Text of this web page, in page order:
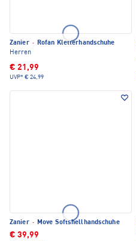
Zanier · Rofan Kletterhandschuhe
Herren
€ 21,99
UVP* € 24,99
Zanier · Move Softshellhandschuhe
€ 39,99